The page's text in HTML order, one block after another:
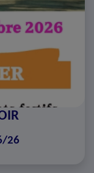
26